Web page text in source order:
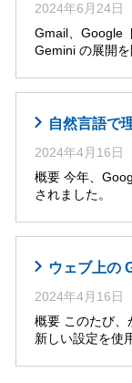
2024年6月24日
Gmail、Google
Gemini の展開
自然言語で
2024年4月16日
概要 今年、
されました。
ウェブ上の
2024年4月16日
概要 このたび、
新しい設定を使